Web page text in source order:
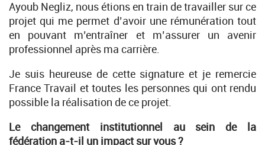
Ayoub Negliz, nous étions en train de travailler sur ce
projet qui me permet d’avoir une rémunération tout
en pouvant m’entraîner et m’assurer un avenir
professionnel après ma carrière.
Je suis heureuse de cette signature et je remercie
France Travail et toutes les personnes qui ont rendu
possible la réalisation de ce projet.
Le changement institutionnel au sein de la
fédération a-t-il un impact sur vous ?